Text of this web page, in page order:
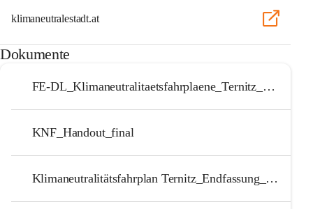
klimaneutralestadt.at
Dokumente
FE-DL_Klimaneutralitaetsfahrplaene_Ternitz_Publizierbarer Ergebnisbericht_Endversion (Vers. 1.2)
KNF_Handout_final
Klimaneutralitätsfahrplan Ternitz_Endfassung_final